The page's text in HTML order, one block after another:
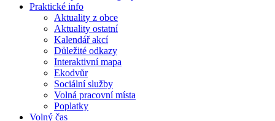
Praktické info
Aktuality z obce
Aktuality ostatní
Kalendář akcí
Důležité odkazy
Interaktivní mapa
Ekodvůr
Sociální služby
Volná pracovní místa
Poplatky
Volný čas